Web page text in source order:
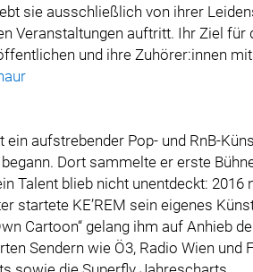
sie ausschließlich von ihrer
Veranstaltungen auftritt. Ihr Ziel
und ihre Zuhörer:innen
ein aufstrebender Pop- und RnB-
Dort sammelte er erste
Talent blieb nicht unentdeckt: 2016
startete KE’REM sein eigenes
Cartoon“ gelang ihm auf Anhieb
Sendern wie Ö3, Radio Wien